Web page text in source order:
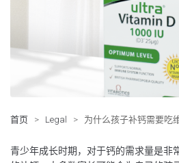
首页 > Legal > 为什么孩子补钙需要吃
青少年成长时期，对于钙的需求量是非